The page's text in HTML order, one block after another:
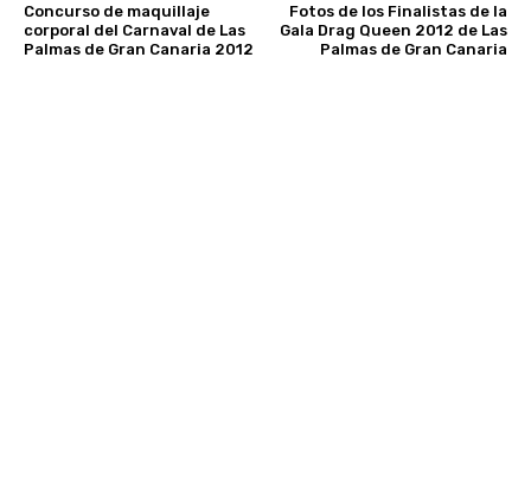
Concurso de maquillaje
corporal del Carnaval de Las
Palmas de Gran Canaria 2012
Fotos de los Finalistas de la
Gala Drag Queen 2012 de Las
Palmas de Gran Canaria